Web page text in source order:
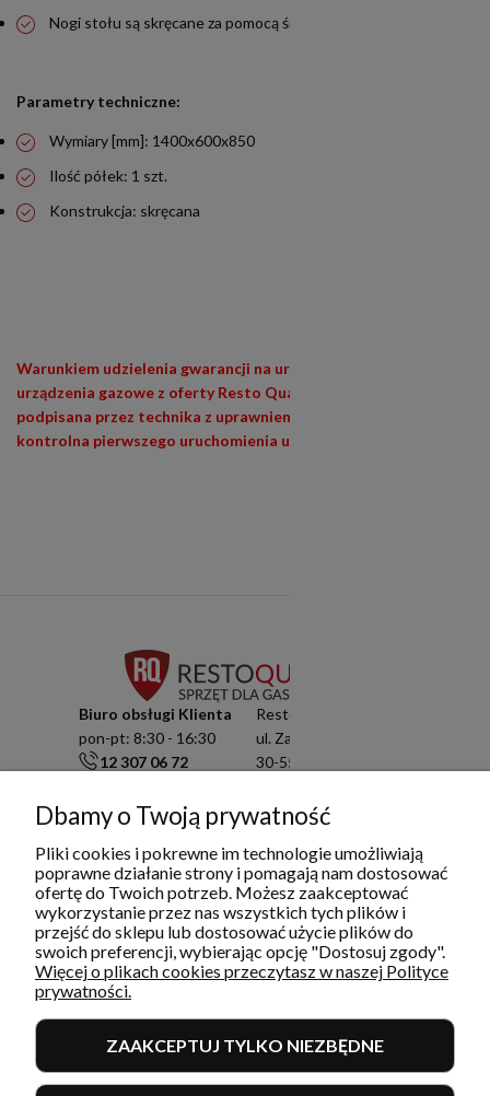
Nogi stołu są skręcane za pomocą śrub
Parametry techniczne:
Wymiary [mm]: 1400x600x850
Ilość półek: 1 szt.
Konstrukcja: skręcana
Warunkiem udzielenia gwarancji na urządzenia siłowe (400V) i
urządzenia gazowe z oferty Resto Quality jest wypełniona i
podpisana przez technika z uprawnieniami (E1,E3) lista
kontrolna pierwszego uruchomienia urządzenia
Biuro obsługi Klienta
pon-pt: 8:30 - 16:30
12 307 06 72
info@restoquality.pl
Serwis
pon-pt: 8:30 - 16:30
577 609 633
serwis@restoquality.pl
Resto Quality Sp. z o.o.
ul. Zamknięta 10/1.5
30-554 Kraków
KRS: 0000511822
INFORMACJE
Dbamy o Twoją prywatność
Pliki cookies i pokrewne im technologie umożliwiają
poprawne działanie strony i pomagają nam dostosować
ofertę do Twoich potrzeb. Możesz zaakceptować
wykorzystanie przez nas wszystkich tych plików i
przejść do sklepu lub dostosować użycie plików do
swoich preferencji, wybierając opcję "Dostosuj zgody".
Więcej o plikach cookies przeczytasz w naszej Polityce
prywatności.
ZAAKCEPTUJ TYLKO NIEZBĘDNE